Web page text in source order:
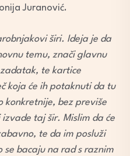
Juranović.
širi. Ideja je da
temu, znači glavnu
te kartice
koja će ih potaknuti da tu
konkretnije, bez previše
taj šir. Mislim da će
te da im posluži
bacaju na rad s raznim